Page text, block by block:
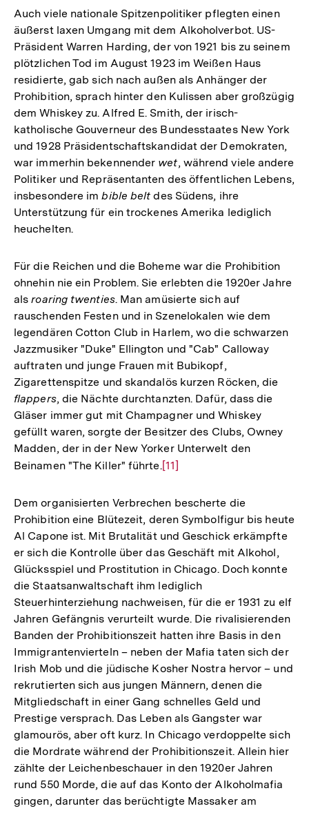
der
Fußnote
Auch viele nationale Spitzenpolitiker pflegten einen
äußerst laxen Umgang mit dem Alkoholverbot. US-
Präsident Warren Harding, der von 1921 bis zu seinem
plötzlichen Tod im August 1923 im Weißen Haus
residierte, gab sich nach außen als Anhänger der
Prohibition, sprach hinter den Kulissen aber großzügig
dem Whiskey zu. Alfred E. Smith, der irisch-
katholische Gouverneur des Bundesstaates New York
und 1928 Präsidentschaftskandidat der Demokraten,
war immerhin bekennender wet, während viele andere
Politiker und Repräsentanten des öffentlichen Lebens,
insbesondere imbible belt des Südens, ihre
Unterstützung für ein trockenes Amerika lediglich
heuchelten.
Für die Reichen und die Boheme war die Prohibition
ohnehin nie ein Problem. Sie erlebten die 1920er Jahre
alsroaring twenties. Man amüsierte sich auf
rauschenden Festen und in Szenelokalen wie dem
legendären Cotton Club in Harlem, wo die schwarzen
Jazzmusiker "Duke" Ellington und "Cab" Calloway
auftraten und junge Frauen mit Bubikopf,
Zigarettenspitze und skandalös kurzen Röcken, die
flappers, die Nächte durchtanzten. Dafür, dass die
Gläser immer gut mit Champagner und Whiskey
gefüllt waren, sorgte der Besitzer des Clubs, Owney
Madden, der in der New Yorker Unterwelt den
Beinamen "The Killer" führte.Zur
der
Fußnote
[11]
Dem organisierten Verbrechen bescherte die
Prohibition eine Blütezeit, deren Symbolfigur bis heute
Al Capone ist. Mit Brutalität und Geschick erkämpfte
er sich die Kontrolle über das Geschäft mit Alkohol,
Glücksspiel und Prostitution in Chicago. Doch konnte
die Staatsanwaltschaft ihm lediglich
Steuerhinterziehung nachweisen, für die er 1931 zu elf
Jahren Gefängnis verurteilt wurde. Die rivalisierenden
Banden der Prohibitionszeit hatten ihre Basis in den
Immigrantenvierteln – neben der Mafia taten sich der
Irish Mob und die jüdische Kosher Nostra hervor – und
rekrutierten sich aus jungen Männern, denen die
Mitgliedschaft in einer Gang schnelles Geld und
Prestige versprach. Das Leben als Gangster war
glamourös, aber oft kurz. In Chicago verdoppelte sich
die Mordrate während der Prohibitionszeit. Allein hier
zählte der Leichenbeschauer in den 1920er Jahren
rund 550 Morde, die auf das Konto der Alkoholmafia
gingen, darunter das berüchtigte Massaker am